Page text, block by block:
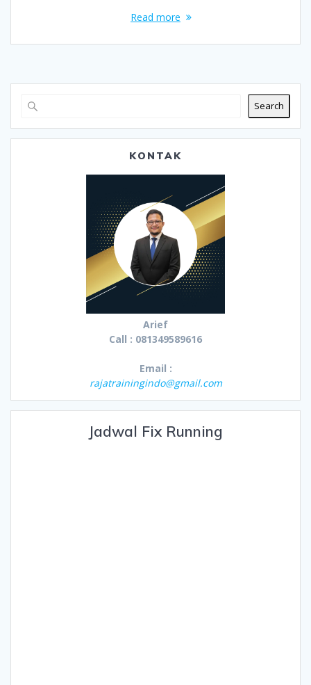
Read more
Search
KONTAK
Arief
Call : 081349589616
Email :
rajatrainingindo@gmail.com
Jadwal Fix Running